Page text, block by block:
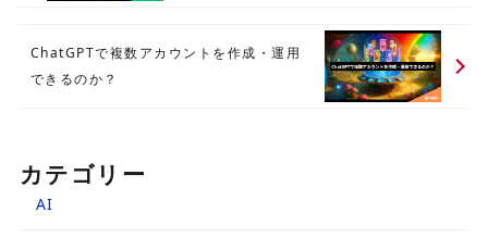
ChatGPTで複数アカウントを作成・運用
できるのか？
カテゴリー
AI